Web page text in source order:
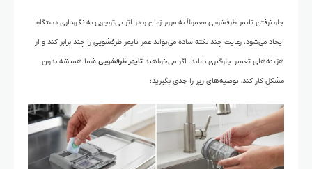
جلو نرفتن تایمر ظرفشویی معمولاً به مرور زمان و در اثر بی‌توجهی به نگهداری دستگاه
ایجاد می‌شود. رعایت چند نکته ساده می‌تواند عمر تایمر ظرفشویی را چند برابر کند و از
هزینه‌های تعمیر جلوگیری نماید. اگر می‌خواهید تایمر ظرفشویی شما همیشه بدون
مشکل کار کند، توصیه‌های زیر را جدی بگیرید: